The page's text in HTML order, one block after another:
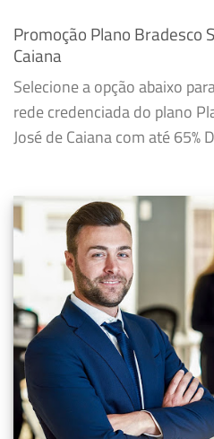
Promoção Plano Bradesco
Caiana
Selecione a opção abaixo
rede credenciada do plano
José de Caiana com até 65%